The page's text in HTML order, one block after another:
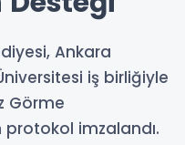
Ankara
iş birliğiyle
Görme
protokol imzalandı.